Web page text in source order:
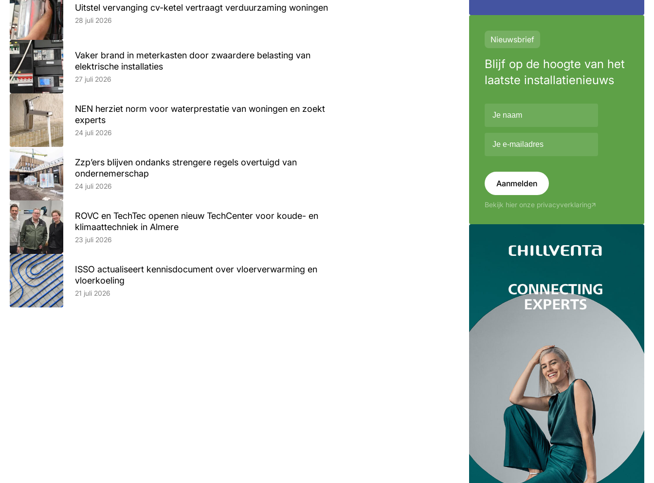
Uitstel vervanging cv-ketel vertraagt verduurzaming woningen
Lees artikel
28 juli 2026
Vaker brand in meterkasten door zwaardere belasting van
elektrische installaties
Lees artikel
27 juli 2026
NEN herziet norm voor waterprestatie van woningen en zoekt
experts
Lees artikel
24 juli 2026
Zzp’ers blijven ondanks strengere regels overtuigd van
ondernemerschap
Lees artikel
24 juli 2026
ROVC en TechTec openen nieuw TechCenter voor koude- en
klimaattechniek in Almere
Lees artikel
23 juli 2026
ISSO actualiseert kennisdocument over vloerverwarming en
vloerkoeling
Lees artikel
21 juli 2026
Nieuwsbrief
Blijf op de hoogte van het
laatste installatienieuws
Aanmelden
Bekijk hier onze privacyverklaring